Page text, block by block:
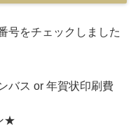
号をチェックしました
バス or 年賀状印刷費
★